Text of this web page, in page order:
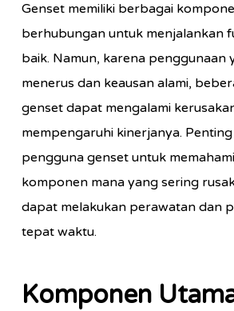
Genset memiliki berbagai
berhubungan untuk menjalankan
baik. Namun, karena penggunaan
menerus dan keausan alami,
genset dapat mengalami
mempengaruhi kinerjanya.
pengguna genset untuk
komponen mana yang sering
dapat melakukan perawatan dan
tepat waktu.
Komponen